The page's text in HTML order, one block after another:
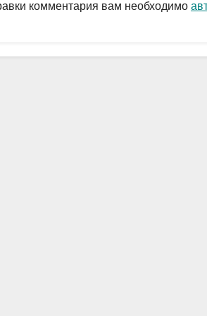
p
ть
комментария вам необходимо